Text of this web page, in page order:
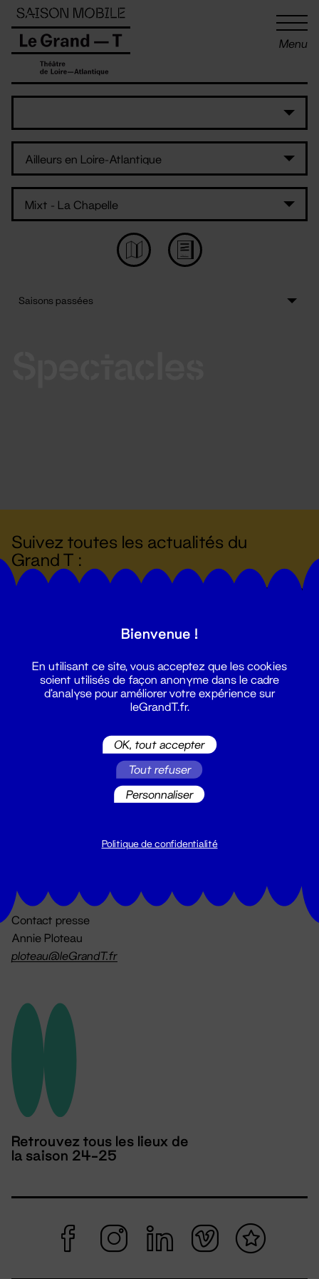
Menu
Suivez toutes les actualités du
Grand T :
billetterie@leGrandT.fr
Du lundi au vendredi 14h → 18h
Contact presse
Annie Ploteau
ploteau@leGrandT.fr
Retrouvez tous les lieux de
la saison 24-25
Panneau de gestion des cookies
Bienvenue !
En utilisant ce site, vous acceptez que les cookies
soient utilisés de façon anonyme dans le cadre
d'analyse pour améliorer votre expérience sur
leGrandT.fr.
OK, tout accepter
Tout refuser
Personnaliser
Politique de confidentialité